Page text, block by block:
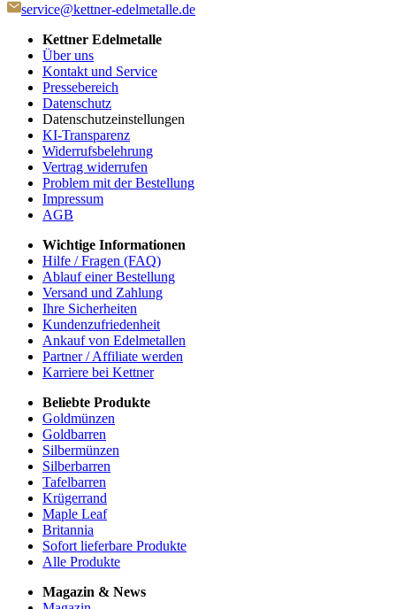
service@kettner-edelmetalle.de
Kettner Edelmetalle
Über uns
Kontakt und Service
Pressebereich
Datenschutz
Datenschutzeinstellungen
KI-Transparenz
Widerrufsbelehrung
Vertrag widerrufen
Problem mit der Bestellung
Impressum
AGB
Wichtige Informationen
Hilfe / Fragen (FAQ)
Ablauf einer Bestellung
Versand und Zahlung
Ihre Sicherheiten
Kundenzufriedenheit
Ankauf von Edelmetallen
Partner / Affiliate werden
Karriere bei Kettner
Beliebte Produkte
Goldmünzen
Goldbarren
Silbermünzen
Silberbarren
Tafelbarren
Krügerrand
Maple Leaf
Britannia
Sofort lieferbare Produkte
Alle Produkte
Magazin & News